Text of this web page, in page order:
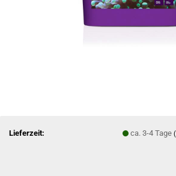
Lieferzeit: ca. 3-4 Tage